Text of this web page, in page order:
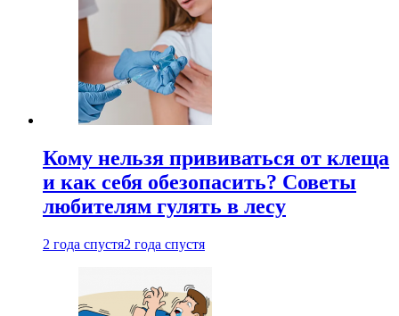
Кому нельзя прививаться от клеща
и как себя обезопасить? Советы
любителям гулять в лесу
2 года спустя2 года спустя